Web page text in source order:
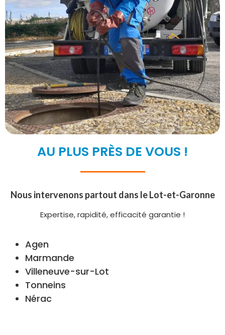
AU PLUS PRÈS DE VOUS !
Nous intervenons partout dans le Lot-et-Garonne
Expertise, rapidité, efficacité garantie !
Agen
Marmande
Villeneuve-sur-Lot
Tonneins
Nérac